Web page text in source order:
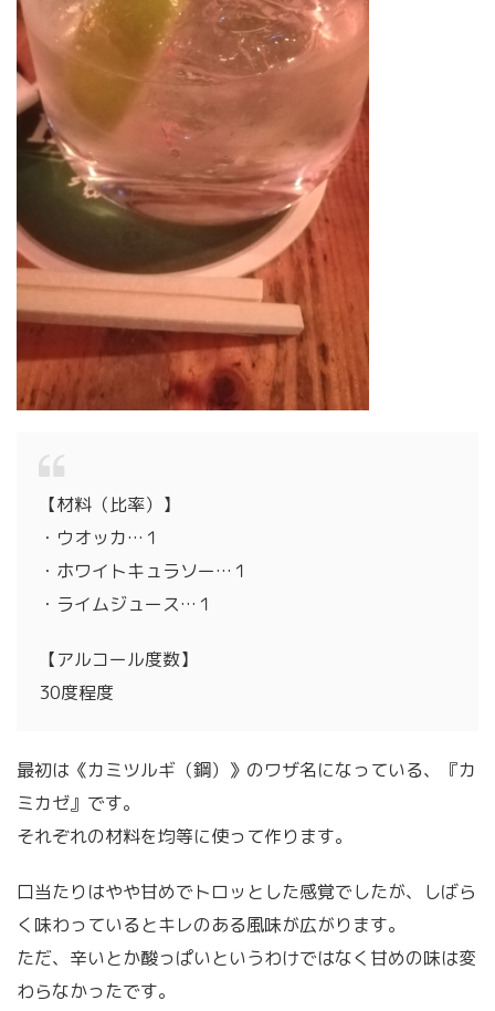
【材料（比率）】
・ウオッカ…１
・ホワイトキュラソー…１
・ライムジュース…１
【アルコール度数】
30度程度
最初は《カミツルギ（鋼）》のワザ名になっている、『カ
ミカゼ』です。
それぞれの材料を均等に使って作ります。
口当たりはやや甘めでトロッとした感覚でしたが、しばら
く味わっているとキレのある風味が広がります。
ただ、辛いとか酸っぱいというわけではなく甘めの味は変
わらなかったです。